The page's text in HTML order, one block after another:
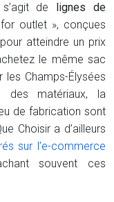
de lignes de
outlet », conçues
atteindre un prix
le même sac
Champs-Élysées
des matériaux, la
de fabrication sont
Choisir a d’ailleurs
sur l’e-commerce
souvent ces